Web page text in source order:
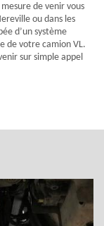
de venir vous
ou dans les
d’un système
de votre camion VL.
sur simple appel